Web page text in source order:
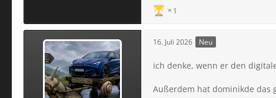
1
16. Juli 2026 Neu
ich denke, wenn er den
Außerdem hat dominikde das